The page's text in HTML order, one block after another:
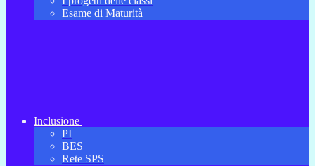
Esame di Maturità
Inclusione
PI
BES
Rete SPS